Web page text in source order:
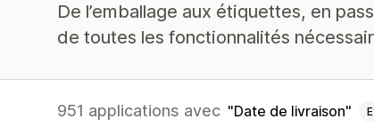
De l’emballage aux étiquettes, en
de toutes les fonctionnalités
951 applications avec Date de livraison